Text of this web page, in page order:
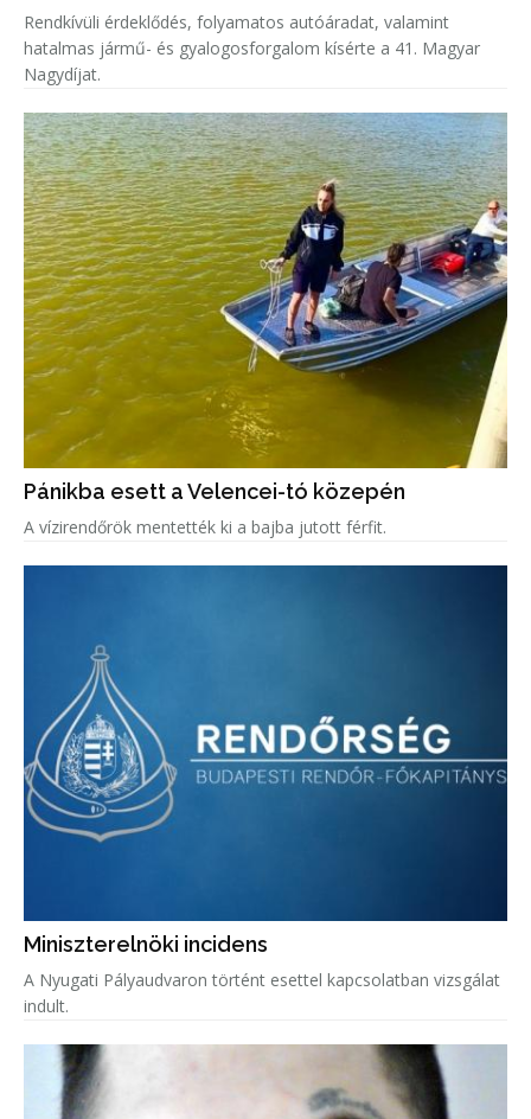
Rendkívüli érdeklődés, folyamatos autóáradat, valamint
hatalmas jármű- és gyalogosforgalom kísérte a 41. Magyar
Nagydíjat.
Pánikba esett a Velencei-tó közepén
A vízirendőrök mentették ki a bajba jutott férfit.
Miniszterelnöki incidens
A Nyugati Pályaudvaron történt esettel kapcsolatban vizsgálat
indult.